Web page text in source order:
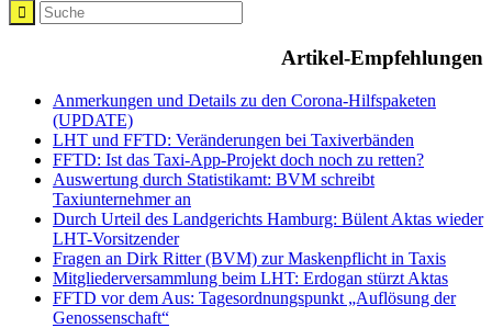
Artikel-Empfehlungen
Anmerkungen und Details zu den Corona-Hilfspaketen
(UPDATE)
LHT und FFTD: Veränderungen bei Taxiverbänden
FFTD: Ist das Taxi-App-Projekt doch noch zu retten?
Auswertung durch Statistikamt: BVM schreibt
Taxiunternehmer an
Durch Urteil des Landgerichts Hamburg: Bülent Aktas wieder
LHT-Vorsitzender
Fragen an Dirk Ritter (BVM) zur Maskenpflicht in Taxis
Mitgliederversammlung beim LHT: Erdogan stürzt Aktas
FFTD vor dem Aus: Tagesordnungspunkt „Auflösung der
Genossenschaft“